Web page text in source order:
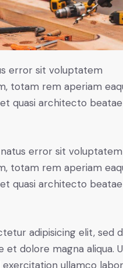
error sit voluptatem
totam rem aperiam
quasi architecto
error sit voluptatem
totam rem aperiam
quasi architecto
adipisicing elit, sed
dolore magna aliqua.
ullamco